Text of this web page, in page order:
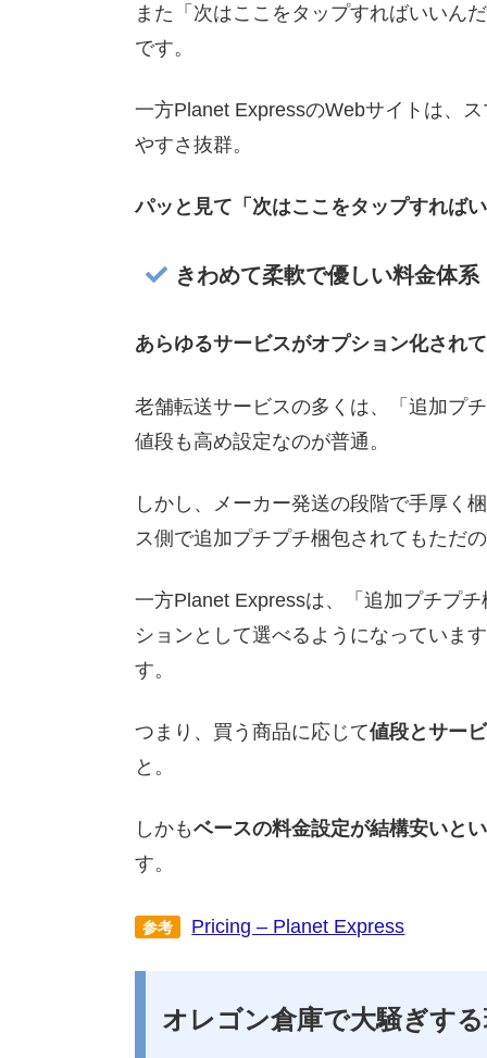
また「次はここをタップすればいいん
です。
一方Planet ExpressのWebサイトは、
やすさ抜群。
パッと見て「次はここをタップすれば
きわめて柔軟で優しい料金体系
あらゆるサービスがオプション化され
老舗転送サービスの多くは、「追加プ
値段も高め設定なのが普通。
しかし、メーカー発送の段階で手厚く
ス側で追加プチプチ梱包されてもただ
一方Planet Expressは、「追加プチプ
ションとして選べるようになっていま
す。
つまり、買う商品に応じて値段とサー
と。
しかもベースの料金設定が結構安いと
す。
参考 Pricing – Planet Express
オレゴン倉庫で大騒ぎす